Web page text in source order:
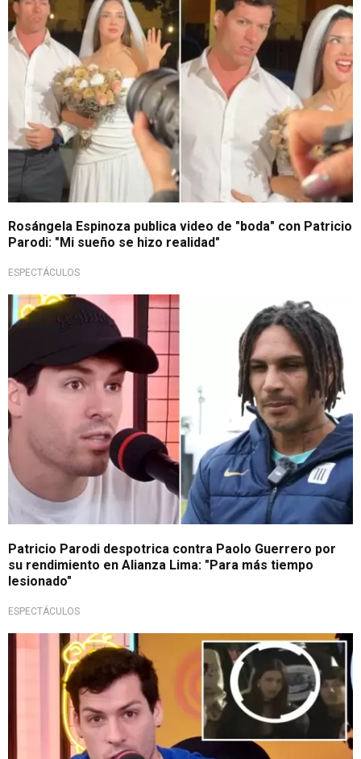
Rosángela Espinoza publica video de "boda" con Patricio
Parodi: "Mi sueño se hizo realidad"
ESPECTÁCULOS
Sin pelos en la lengua
Patricio Parodi despotrica contra Paolo Guerrero por
su rendimiento en Alianza Lima: "Para más tiempo
lesionado"
ESPECTÁCULOS
Secreto revelado